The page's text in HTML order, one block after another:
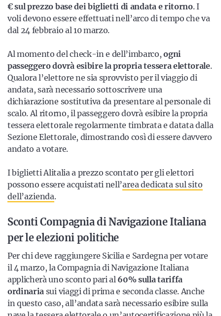
€ sul prezzo base dei biglietti di andata e ritorno. I
voli devono essere effettuati nell’arco di tempo che va
dal 24 febbraio al 10 marzo.
Al momento del check-in e dell’imbarco,ogni
passeggero dovrà esibire la propria tessera elettorale.
Qualora l’elettore ne sia sprovvisto per il viaggio di
andata, sarà necessario sottoscrivere una
dichiarazione sostitutiva da presentare al personale di
scalo. Al ritorno, il passeggero dovrà esibire la propria
tessera elettorale regolarmente timbrata e datata dalla
Sezione Elettorale, dimostrando così di essere davvero
andato a votare.
I biglietti Alitalia a prezzo scontato per gli elettori
possono essere acquistati nell’area dedicata sul sito
dell’azienda.
Sconti Compagnia di Navigazione Italiana
per le elezioni politiche
Per chi deve raggiungere Sicilia e Sardegna per votare
il 4 marzo, la Compagnia di Navigazione Italiana
applicherà uno sconto pari al 60% sulla tariffa
ordinaria sui viaggi di prima e seconda classe. Anche
in questo caso, all’andata sarà necessario esibire sulla